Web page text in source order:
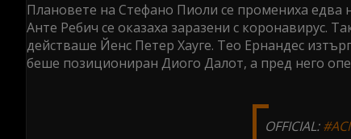
Плановете на Стефано Пиоли се промениха едва
Анте Ребич се оказаха заразени с коронавирус.
действаше Йенс Петер Хауге. Тео Ернандес
беше позициониран Диого Далот, а пред него
OFFICIAL: